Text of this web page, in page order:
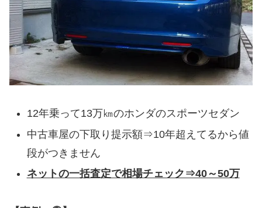
12年乗って13万㎞のホンダのスポーツセダン
中古車屋の下取り提示額⇒10年超えてるから値
段がつきません
ネットの一括査定で相場チェック⇒40～50万